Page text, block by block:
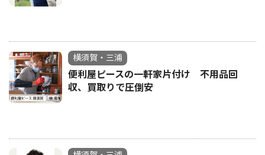
横須賀・三浦
便利屋ピースの一軒家片付け 不用品回
収、買取りで圧倒安